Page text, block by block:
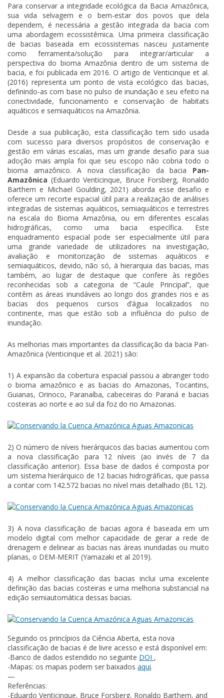
Para conservar a integridade ecológica da Bacia Amazônica,
sua vida selvagem e o bem-estar dos povos que dela
dependem, é necessária a gestão integrada da bacia com
uma abordagem ecossistêmica. Uma primeira classificação
de bacias baseada em ecossistemas nasceu justamente
como ferramenta/solução para integrar/articular a
perspectiva do bioma Amazônia dentro de um sistema de
bacia, e foi publicada em 2016. O artigo de Venticinque et al.
(2016) representa um ponto de vista ecológico das bacias,
definindo-as com base no pulso de inundação e seu efeito na
conectividade, funcionamento e conservação de habitats
aquáticos e semiaquáticos na Amazônia.
Desde a sua publicação, esta classificação tem sido usada
com sucesso para diversos propósitos de conservação e
gestão em várias escalas, mas um grande desafio para sua
adoção mais ampla foi que seu escopo não cobria todo o
bioma amazônico. A nova classificação da bacia Pan-
Amazônica (Eduardo Venticinque, Bruce Forsberg, Ronaldo
Barthem e Michael Goulding, 2021) aborda esse desafio e
oferece um recorte espacial útil para a realização de análises
integradas de sistemas aquáticos, semiaquáticos e terrestres
na escala do Bioma Amazônia, ou em diferentes escalas
hidrográficas, como uma bacia específica. Este
enquadramento espacial pode ser especialmente útil para
uma grande variedade de utilizadores na investigação,
avaliação e monitorização de sistemas aquáticos e
semiaquáticos, devido, não só, à hierarquia das bacias, mas
também, ao lugar de destaque que confere às regiões
reconhecidas sob a categoria de “Caule Principal”, que
contêm as áreas inundáveis ao longo dos grandes rios e as
bacias dos pequenos cursos d’água localizados no
continente, mas que estão sob a influência do pulso de
inundação.
As melhorias mais importantes da classificação da bacia Pan-
Amazônica (Venticinque et al. 2021) são:
1) A expansão da cobertura espacial passou a abranger todo
o bioma amazônico e as bacias do Amazonas, Tocantins,
Guianas, Orinoco, Paranaíba, cabeceiras do Paraná e bacias
costeiras ao norte e ao sul da foz do rio Amazonas.
2) O número de níveis hierárquicos das bacias aumentou com
a nova classificação para 12 níveis (ao invés de 7 da
classificação anterior). Essa base de dados é composta por
um sistema hierárquico de 12 bacias hidrográficas, que passa
a contar com 142.572 bacias no nível mais detalhado (BL 12).
3) A nova classificação de bacias agora é baseada em um
modelo digital com melhor capacidade de gerar a rede de
drenagem e delinear as bacias nas áreas inundadas ou muito
planas, o DEM-MERIT (Yamazaki et al 2019).
4) A melhor classificação das bacias inclui uma excelente
definição das bacias costeiras e uma melhoria substancial na
edição semiautomática dessas bacias.
Seguindo os princípios da Ciência Aberta, esta nova
classificação de bacias é de livre acesso e está disponível em:
-Banco de dados estendido no seguinte DOI ,
-Mapas: os mapas podem ser baixados aqui.
—
Referências:
-Eduardo Venticinque, Bruce Forsberg, Ronaldo Barthem, and